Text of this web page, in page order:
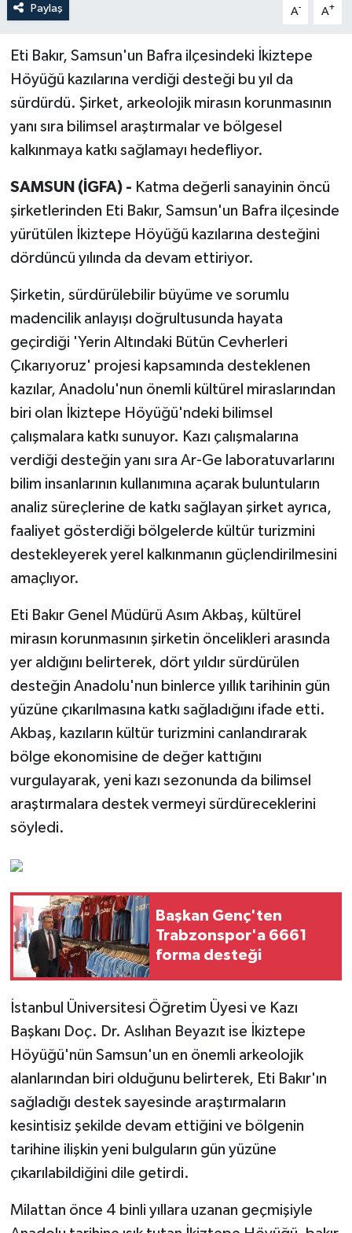
Paylaş A- A+
Eti Bakır, Samsun'un Bafra ilçesindeki İkiztepe
Höyüğü kazılarına verdiği desteği bu yıl da
sürdürdü. Şirket, arkeolojik mirasın korunmasının
yanı sıra bilimsel araştırmalar ve bölgesel
kalkınmaya katkı sağlamayı hedefliyor.
SAMSUN (İGFA) - Katma değerli sanayinin öncü
şirketlerinden Eti Bakır, Samsun'un Bafra ilçesinde
yürütülen İkiztepe Höyüğü kazılarına desteğini
dördüncü yılında da devam ettiriyor.
Şirketin, sürdürülebilir büyüme ve sorumlu
madencilik anlayışı doğrultusunda hayata
geçirdiği 'Yerin Altındaki Bütün Cevherleri
Çıkarıyoruz' projesi kapsamında desteklenen
kazılar, Anadolu'nun önemli kültürel miraslarından
biri olan İkiztepe Höyüğü'ndeki bilimsel
çalışmalara katkı sunuyor. Kazı çalışmalarına
verdiği desteğin yanı sıra Ar-Ge laboratuvarlarını
bilim insanlarının kullanımına açarak buluntuların
analiz süreçlerine de katkı sağlayan şirket ayrıca,
faaliyet gösterdiği bölgelerde kültür turizmini
destekleyerek yerel kalkınmanın güçlendirilmesini
amaçlıyor.
Eti Bakır Genel Müdürü Asım Akbaş, kültürel
mirasın korunmasının şirketin öncelikleri arasında
yer aldığını belirterek, dört yıldır sürdürülen
desteğin Anadolu'nun binlerce yıllık tarihinin gün
yüzüne çıkarılmasına katkı sağladığını ifade etti.
Akbaş, kazıların kültür turizmini canlandırarak
bölge ekonomisine de değer kattığını
vurgulayarak, yeni kazı sezonunda da bilimsel
araştırmalara destek vermeyi sürdüreceklerini
söyledi.
Başkan Genç'ten
Trabzonspor'a 6661
forma desteği
İstanbul Üniversitesi Öğretim Üyesi ve Kazı
Başkanı Doç. Dr. Aslıhan Beyazıt ise İkiztepe
Höyüğü'nün Samsun'un en önemli arkeolojik
alanlarından biri olduğunu belirterek, Eti Bakır'ın
sağladığı destek sayesinde araştırmaların
kesintisiz şekilde devam ettiğini ve bölgenin
tarihine ilişkin yeni bulguların gün yüzüne
çıkarılabildiğini dile getirdi.
Milattan önce 4 binli yıllara uzanan geçmişiyle